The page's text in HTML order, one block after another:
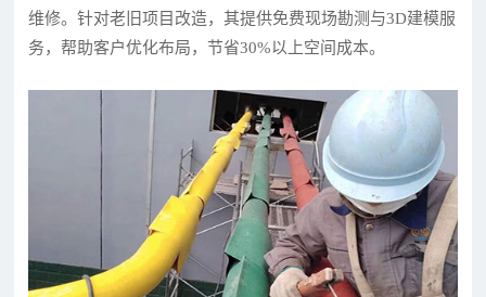
维修。针对老旧项目改造，其提供免费现场勘测与3D建模服
务，帮助客户优化布局，节省30%以上空间成本。